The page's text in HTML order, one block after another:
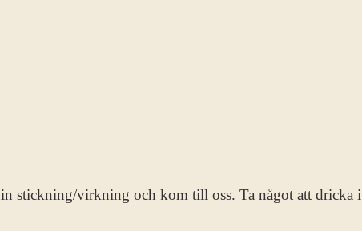
stickning/virkning och kom till oss. Ta något att dricka i